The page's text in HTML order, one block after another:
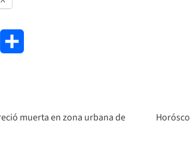
WhatsApp
muerta en zona urbana de